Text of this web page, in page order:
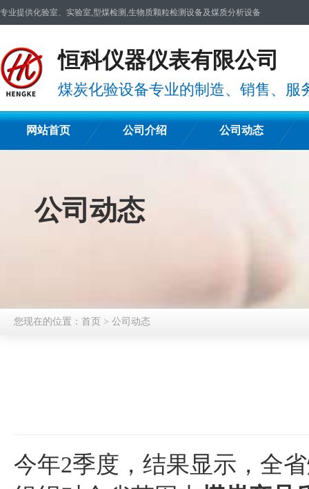
专业提供化验室、实验室,型煤检测,生物质颗粒检测设备及煤质分析设备
恒科仪器仪表有限公司
煤炭化验设备专业的制造、销售、服
网站首页 公司介绍 公司动态
公司动态
您现在的位置： 首页 > 公司动态
今年2季度，结果显示，全